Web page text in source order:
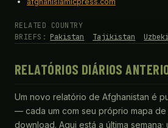
RELATED COUNTRY
BRIEFS: Pakistan Tajikistan
RELATÓRIOS DIÁRIOS
Um novo relatório de Afghanistan é
— cada um com seu próprio mapa de
download. Aqui está a última